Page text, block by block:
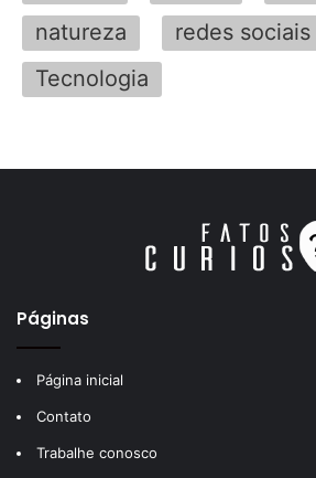
natureza
redes sociais
Tecnologia
Páginas
Página inicial
Contato
Trabalhe conosco